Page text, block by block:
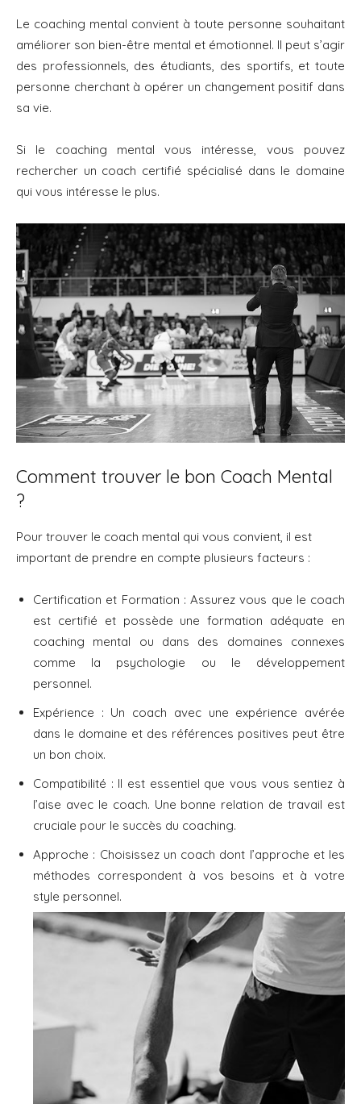
Le coaching mental convient à toute personne souhaitant
améliorer son bien-être mental et émotionnel. Il peut s’agir
des professionnels, des étudiants, des sportifs, et toute
personne cherchant à opérer un changement positif dans
sa vie.
Si le coaching mental vous intéresse, vous pouvez
rechercher un coach certifié spécialisé dans le domaine
qui vous intéresse le plus.
Comment trouver le bon Coach Mental
?
Pour trouver le coach mental qui vous convient, il est
important de prendre en compte plusieurs facteurs :
Certification et Formation : Assurez vous que le coach
est certifié et possède une formation adéquate en
coaching mental ou dans des domaines connexes
comme la psychologie ou le développement
personnel.
Expérience : Un coach avec une expérience avérée
dans le domaine et des références positives peut être
un bon choix.
Compatibilité : Il est essentiel que vous vous sentiez à
l’aise avec le coach. Une bonne relation de travail est
cruciale pour le succès du coaching.
Approche : Choisissez un coach dont l’approche et les
méthodes correspondent à vos besoins et à votre
style personnel.